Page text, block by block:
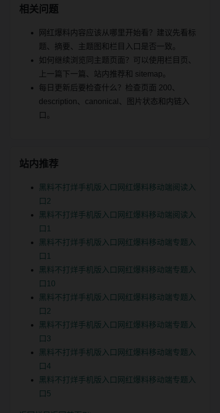
相关问题
网红爆料内容应该从哪里开始看？建议先看标
题、摘要、主题图和栏目入口是否一致。
如何继续浏览同主题页面？可以使用栏目页、
上一篇下一篇、站内推荐和 sitemap。
每日更新后要检查什么？检查页面 200、
description、canonical、图片状态和内链入
口。
站内推荐
黑料不打烊手机版入口网红爆料移动端阅读入
口2
黑料不打烊手机版入口网红爆料移动端阅读入
口1
黑料不打烊手机版入口网红爆料移动端专题入
口1
黑料不打烊手机版入口网红爆料移动端专题入
口10
黑料不打烊手机版入口网红爆料移动端专题入
口2
黑料不打烊手机版入口网红爆料移动端专题入
口3
黑料不打烊手机版入口网红爆料移动端专题入
口4
黑料不打烊手机版入口网红爆料移动端专题入
口5